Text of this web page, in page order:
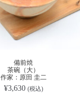
備前焼
茶碗（大）
作家：原田 圭二
¥3,630 (税込)